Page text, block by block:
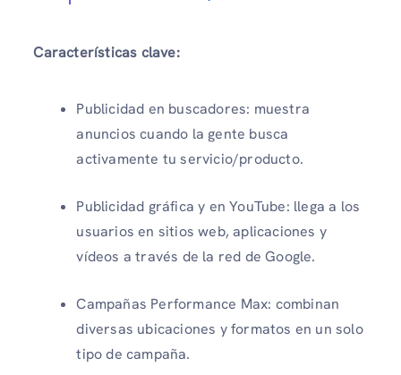
Características clave:
Publicidad en buscadores: muestra
anuncios cuando la gente busca
activamente tu servicio/producto.
Publicidad gráfica y en YouTube: llega a los
usuarios en sitios web, aplicaciones y
vídeos a través de la red de Google.
Campañas Performance Max: combinan
diversas ubicaciones y formatos en un solo
tipo de campaña.